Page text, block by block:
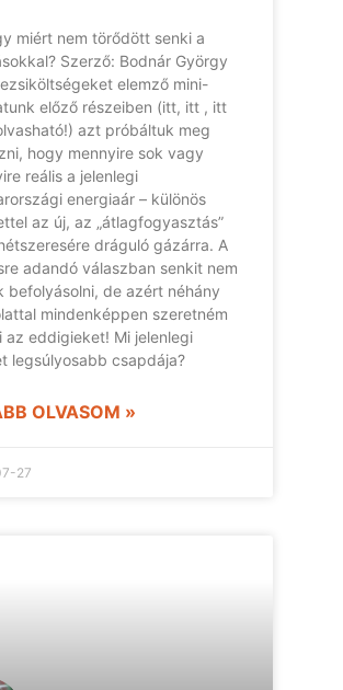
miért nem törődött senki a
Szerző: Bodnár György
elemző mini-
előző részeiben (itt, itt , itt
azt próbáltuk meg
hogy mennyire sok vagy
reális a jelenlegi
energiaár – különös
az új, az „átlagfogyasztás”
dráguló gázárra. A
adandó válaszban senkit nem
befolyásolni, de azért néhány
mindenképpen szeretném
az eddigieket! Mi jelenlegi
legsúlyosabb csapdája?
OLVASOM »
27